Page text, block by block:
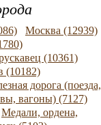
Москва (12939)
(10361)
(10182)
дорога (поезда,
вагоны) (7127)
Медали, ордена,